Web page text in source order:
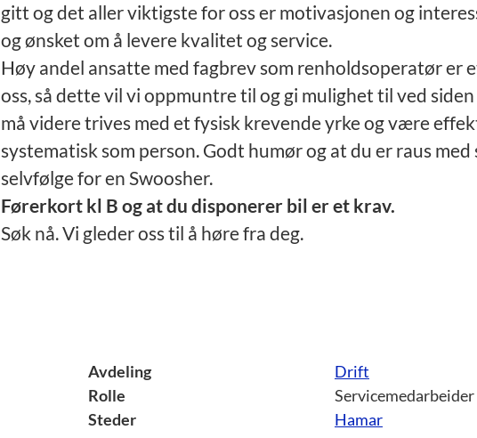
gitt og det aller viktigste for oss er motivasjonen og
og ønsket om å levere kvalitet og service.
Høy andel ansatte med fagbrev som renholdsoperatør er
oss, så dette vil vi oppmuntre til og gi mulighet til ved
må videre trives med et fysisk krevende yrke og være
systematisk som person. Godt humør og at du er raus med
selvfølge for en Swoosher.
Førerkort kl B og at du disponerer bil er et krav.
Søk nå. Vi gleder oss til å høre fra deg.
Avdeling
Drift
Rolle
Servicemedarbeider
Steder
Hamar